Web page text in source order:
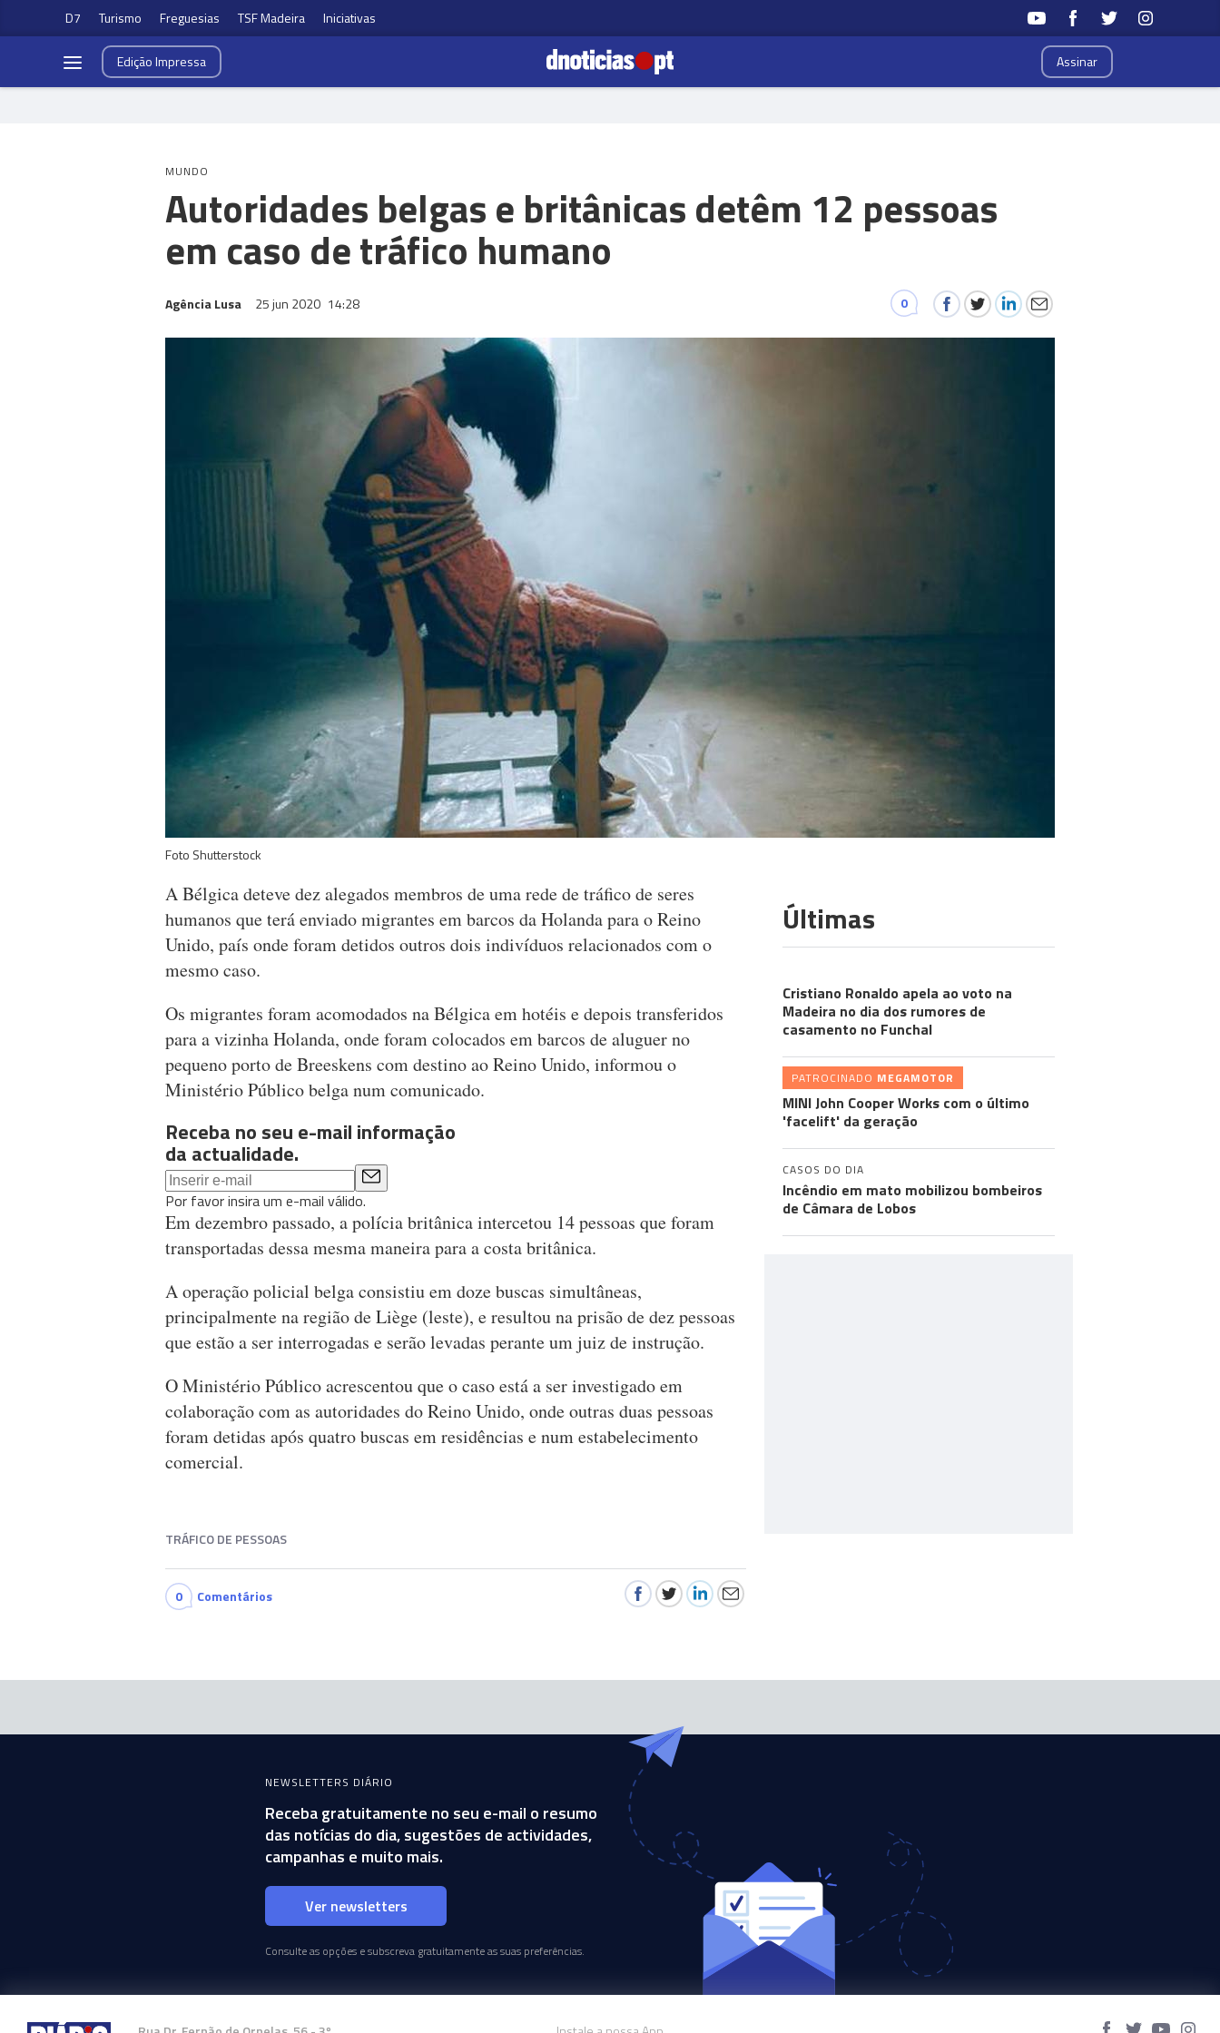
D7 Turismo Freguesias TSF Madeira Iniciativas
Assinar
EdiçãoImpressa
MUNDO
Autoridades belgas e britânicas detêm 12 pessoas
em caso de tráfico humano
Agência Lusa 25 jun 2020 14:28 0
Foto Shutterstock
A Bélgica deteve dez alegados membros de uma rede de tráfico de seres
humanos que terá enviado migrantes em barcos da Holanda para o Reino
Unido, país onde foram detidos outros dois indivíduos relacionados com o
mesmo caso.
Os migrantes foram acomodados na Bélgica em hotéis e depois transferidos
para a vizinha Holanda, onde foram colocados em barcos de aluguer no
pequeno porto de Breeskens com destino ao Reino Unido, informou o
Ministério Público belga num comunicado.
Receba no seu e-mail informação
da actualidade.
Por favor insira um e-mail válido.
Em dezembro passado, a polícia britânica intercetou 14 pessoas que foram
transportadas dessa mesma maneira para a costa britânica.
A operação policial belga consistiu em doze buscas simultâneas,
principalmente na região de Liège (leste), e resultou na prisão de dez pessoas
que estão a ser interrogadas e serão levadas perante um juiz de instrução.
O Ministério Público acrescentou que o caso está a ser investigado em
colaboração com as autoridades do Reino Unido, onde outras duas pessoas
foram detidas após quatro buscas em residências e num estabelecimento
comercial.
TRÁFICO DE PESSOAS
0 Comentários
Últimas
Cristiano Ronaldo apela ao voto na
Madeira no dia dos rumores de
casamento no Funchal
PATROCINADO MEGAMOTOR
MINI John Cooper Works com o último
'facelift' da geração
CASOS DO DIA
Incêndio em mato mobilizou bombeiros
de Câmara de Lobos
NEWSLETTERS DIÁRIO
Receba gratuitamente no seu e-mail o resumo
das notícias do dia, sugestões de actividades,
campanhas e muito mais.
Ver newsletters
Consulte as opções e subscreva gratuitamente as suas preferências.